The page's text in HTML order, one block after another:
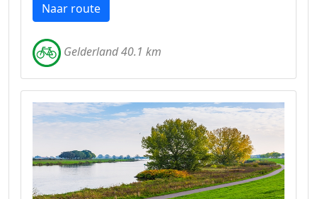
Naar route
Gelderland 40.1 km